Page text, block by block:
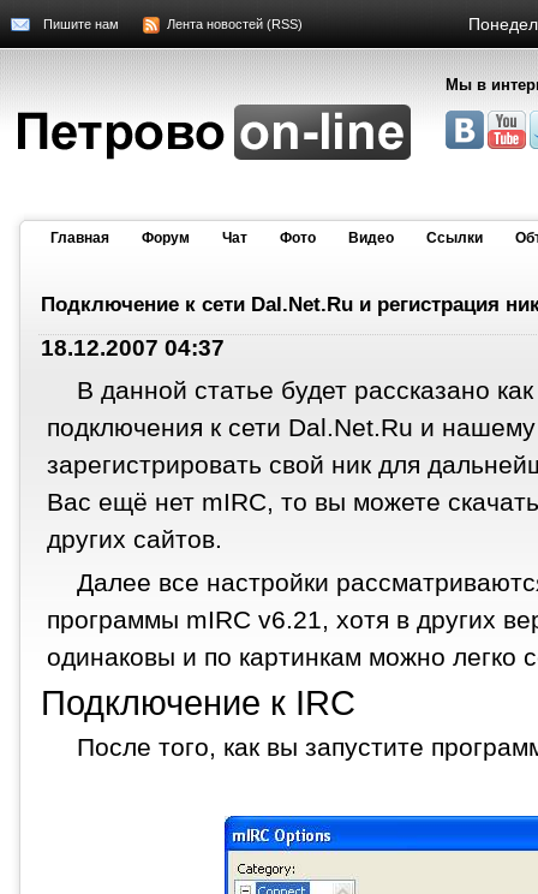
Пишите нам Лента новостей (RSS)
Мы в
Главная Форум Чат Фото Видео Cсылки
Подключение к сети Dal.Net.Ru и регистрация
18.12.2007 04:37
В данной статье будет рассказано
подключения к сети Dal.Net.Ru и нашему
зарегистрировать свой ник для
Вас ещё нет mIRC, то вы можете
других сайтов.
Далее все настройки
программы mIRC v6.21, хотя в других
одинаковы и по картинкам можно легко
Подключение к IRC
После того, как вы запустите